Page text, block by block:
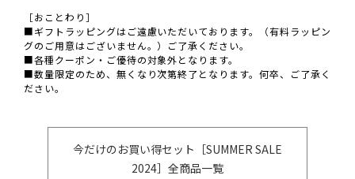
［おことわり］
■ギフトラッピングはご遠慮いただいております。（有料ラッピン
グのご用意はございません。）ご了承ください。
■各種クーポン・ご優待の対象外となります。
■数量限定のため、無くなり次第終了となります。何卒、ご了承く
ださい。
今だけのお買い得セット［SUMMER SALE
2024］全商品一覧